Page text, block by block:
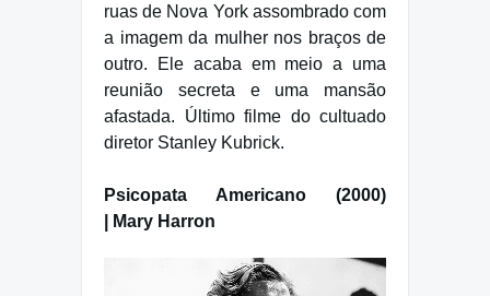
ruas de Nova York assombrado com
a imagem da mulher nos braços de
outro. Ele acaba em meio a uma
reunião secreta e uma mansão
afastada. Último filme do cultuado
diretor Stanley Kubrick.
Psicopata Americano (2000)
| Mary Harron